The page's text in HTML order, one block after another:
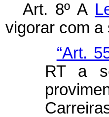
Art. 8º A
vigorar com a
“Art.
RT a